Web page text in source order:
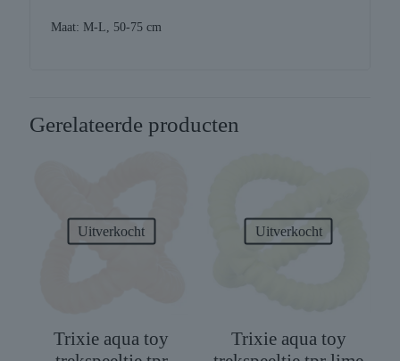
Maat: M-L, 50-75 cm
Gerelateerde producten
Uitverkocht
Trixie aqua toy
Uitverkocht
Trixie aqua toy